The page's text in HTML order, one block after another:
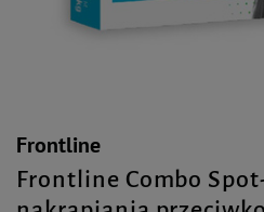
Frontline
Frontline Combo